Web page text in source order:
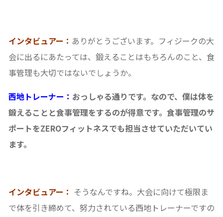
インタビュアー： ありがとうございます。フィジークの大
会に出るにあたっては、鍛えることはもちろんのこと、食
事管理も大切ではないでしょうか。
西地トレーナー： おっしゃる通りです。なので、僕は体を
鍛えることと食事管理をするのが得意です。食事管理のサ
ポートをZEROフィットネスでも担当させていただいてい
ます。
インタビュアー： そうなんですね。大会に向けて極限ま
で体を引き締めて、努力されている西地トレーナーですの